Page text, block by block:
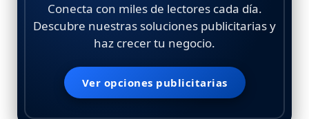
Conecta con miles de lectores cada día.
Descubre nuestras soluciones publicitarias y
haz crecer tu negocio.
Ver opciones publicitarias